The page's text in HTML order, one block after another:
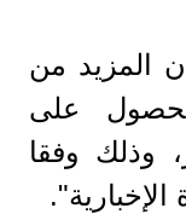
أن المزيد من
على
وذلك وفقا